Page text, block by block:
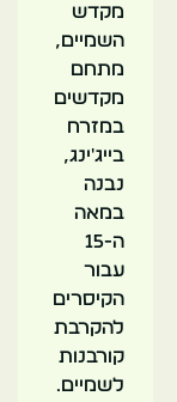
מקדש
השמיים,
מתחם
מקדשים
במזרח
בייג'ינג,
נבנה
במאה
ה-15
עבור
הקיסרים
להקרבת
קורבנות
לשמיים.